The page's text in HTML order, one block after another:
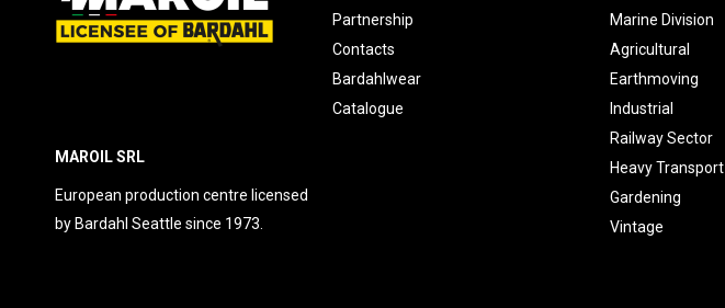
MAROIL SRL
European production centre licensed
by Bardahl Seattle since 1973.
Partnership
Contacts
Bardahlwear
Catalogue
Marine Division
Agricultural
Earthmoving
Industrial
Railway Sector
Heavy Transport
Gardening
Vintage